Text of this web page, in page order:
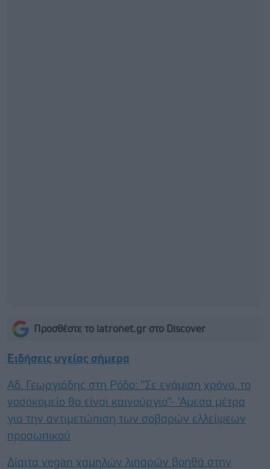
Προσθέστε το iatronet.gr στο Discover
Ειδήσεις υγείας σήμερα
Αδ. Γεωργιάδης στη Ρόδο: ''Σε ενάμιση χρόνο, το
νοσοκομείο θα είναι καινούργιο''- 'Αμεσα μέτρα
για την αντιμετώπιση των σοβαρών ελλείψεων
προσωπικού
Δίαιτα vegan χαμηλών λιπαρών βοηθά στην